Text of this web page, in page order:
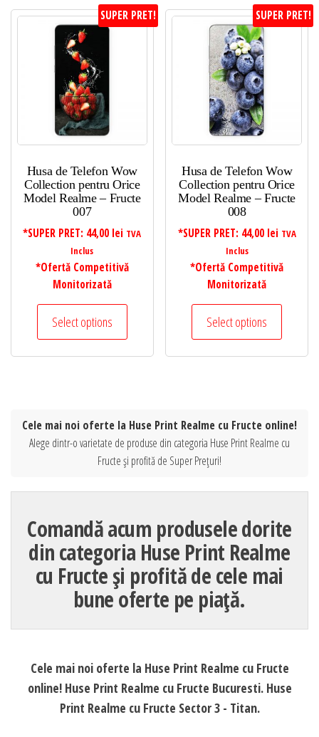
SUPER PRET!
Husa de Telefon Wow
Collection pentru Orice
Model Realme – Fructe
007
*SUPER PRET: 44,00 lei TVA
Inclus
*Ofertă Competitivă
Monitorizată
Select options
SUPER PRET!
Husa de Telefon Wow
Collection pentru Orice
Model Realme – Fructe
008
*SUPER PRET: 44,00 lei TVA
Inclus
*Ofertă Competitivă
Monitorizată
Select options
Cele mai noi oferte la Huse Print Realme cu Fructe online!
Alege dintr-o varietate de produse din categoria Huse Print Realme cu
Fructe și profită de Super Prețuri!
Comandă acum produsele dorite
din categoria Huse Print Realme
cu Fructe și profită de cele mai
bune oferte pe piață.
Cele mai noi oferte la Huse Print Realme cu Fructe
online! Huse Print Realme cu Fructe Bucuresti. Huse
Print Realme cu Fructe Sector 3 - Titan.